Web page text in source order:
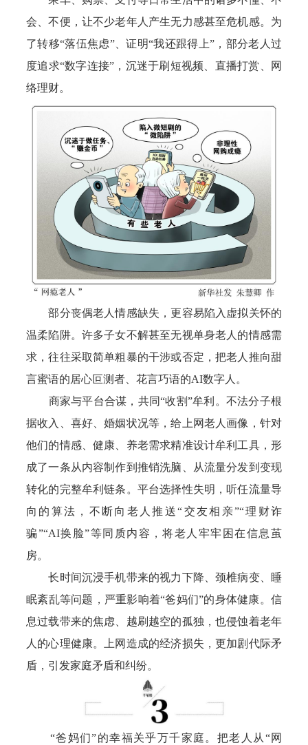
会、不便，让不少老年人产生无力感甚至危机感。为
了转移“落伍焦虑”、证明“我还跟得上”，部分老人过
度追求“数字连接”，沉迷于刷短视频、直播打赏、网
络理财。
部分丧偶老人情感缺失，更容易陷入虚拟关怀的
温柔陷阱。许多子女不解甚至无视单身老人的情感需
求，往往采取简单粗暴的干涉或否定，把老人推向甜
言蜜语的居心叵测者、花言巧语的AI数字人。
商家与平台合谋，共同“收割”牟利。不法分子根
据收入、喜好、婚姻状况等，给上网老人画像，针对
他们的情感、健康、养老需求精准设计牟利工具，形
成了一条从内容制作到推销洗脑、从流量分发到变现
转化的完整牟利链条。平台选择性失明，听任流量导
向的算法，不断向老人推送“交友相亲”“理财诈
骗”“AI换脸”等同质内容，将老人牢牢困在信息茧
房。
长时间沉浸手机带来的视力下降、颈椎病变、睡
眠紊乱等问题，严重影响着“爸妈们”的身体健康。信
息过载带来的焦虑、越刷越空的孤独，也侵蚀着老年
人的心理健康。上网造成的经济损失，更加剧代际矛
盾，引发家庭矛盾和纠纷。
“爸妈们”的幸福关乎万千家庭。把老人从“网